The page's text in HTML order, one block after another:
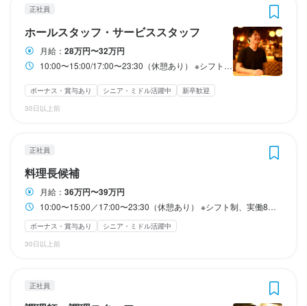
正社員
ホールスタッフ・サービススタッフ
月給： 28万円〜32万円
10:00〜15:00/17:00〜23:30（休憩あり） ※シフト制 ※終電考慮いたします
ボーナス・賞与あり シニア・ミドル活躍中
新卒歓迎
30日以上前
正社員
料理長候補
月給： 36万円〜39万円
10:00〜15:00／17:00〜23:30（休憩あり） ※シフト制、実働8時間 ◎終電考慮いたします、ご安心ください！ ※プライベートや自分の時間を大切に・・・！ ディナーアップやランチアップなどの制度も取り入れており、 なるべく従業員がプライベートと両立出来る仕組みを常に考えております！
ボーナス・賞与あり
シニア・ミドル活躍中
30日以上前
正社員
【当社のキャリアアップイメージ(※目安です！)】
〈1〉一般社員（目安年収：400〜450万円）
▼
〈2〉副店長/副料理長（目安年収：450〜520万円）
▼
〈3〉店長/料理長（目安年収：520〜600万円）
▼
〈5〉執行役員
〈6〉取締役
上記のようにキャリアアップの為の役職ステージをしっかり用意
してありますので
10:00〜15:00/17:00〜23:30（休憩あり）
※シフト制　※終電考慮いたします
シフト制
休日・休暇
月8日休み＆8日半休（シフト制）
夏季休暇あり
待遇
交通費全額支給(上限3万円)
昇給随時
インセンティブ（毎月支給、諸条件あり）
【当社のキャリアアップイメージ(※目安です！)】
〈1〉一般社員（目安年収：400〜450万円）
▼
〈2〉副店長/副料理長（目安年収：450〜520万円）
▼
〈3〉店長/料理長（目安年収：520〜600万円）
▼
〈5〉執行役員
〈6〉取締役
上記のようにキャリアアップの為の役職ステージをしっかり用意
してありますので
10:00〜15:00/17:00〜23:30（休憩あり）
※シフト制　※終電考慮いたします
休日・休暇
月8日休み＆8日半休（シフト制）
夏季休暇（7日間）、年末年始（6日間）、お盆休み（4日間）、冠
待遇
交通費全額支給(上限3万円)
昇給随時
賞与年2回（過去最高個人実績/年間100万円）＊個人実績による差
近隣住宅手当　20,000〜30,000円(社内規定による)
出勤功労手当（月8日の休みが取れない場合、1日につき12,000
【当社のキャリアアップイメージ(※目安です！)】
〈1〉一般社員（目安年収：400〜450万円）
▼
〈2〉副店長/副料理長（目安年収：450〜520万円）
▼
〈3〉店長/料理長（目安年収：520〜600万円）
▼
〈5〉執行役員
〈6〉取締役
上記のようにキャリアアップの為の役職ステージをしっかり用意
してありますので
【当社のキャリアアップイメージ(※目安です！)】
〈1〉一般社員（目安年収：400〜450万円）
▼
〈2〉副店長/副料理長（目安年収：450〜520万円）
▼
〈3〉店長/料理長（目安年収：520〜600万円）
▼
〈5〉執行役員
〈6〉取締役
上記のようにキャリアアップの為の役職ステージをしっかり用意
してありますので
【当社のキャリアアップイメージ(※目安です！)】
〈1〉一般社員（目安年収：400〜450万円）
▼
〈2〉副店長/副料理長（目安年収：450〜520万円）
▼
〈3〉店長/料理長（目安年収：520〜600万円）
▼
〈5〉執行役員
〈6〉取締役
上記のようにキャリアアップの為の役職ステージをしっかり用意
してありますので